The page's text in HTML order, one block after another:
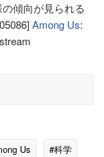
傾向が見られる
Among Us:
Us
#科学